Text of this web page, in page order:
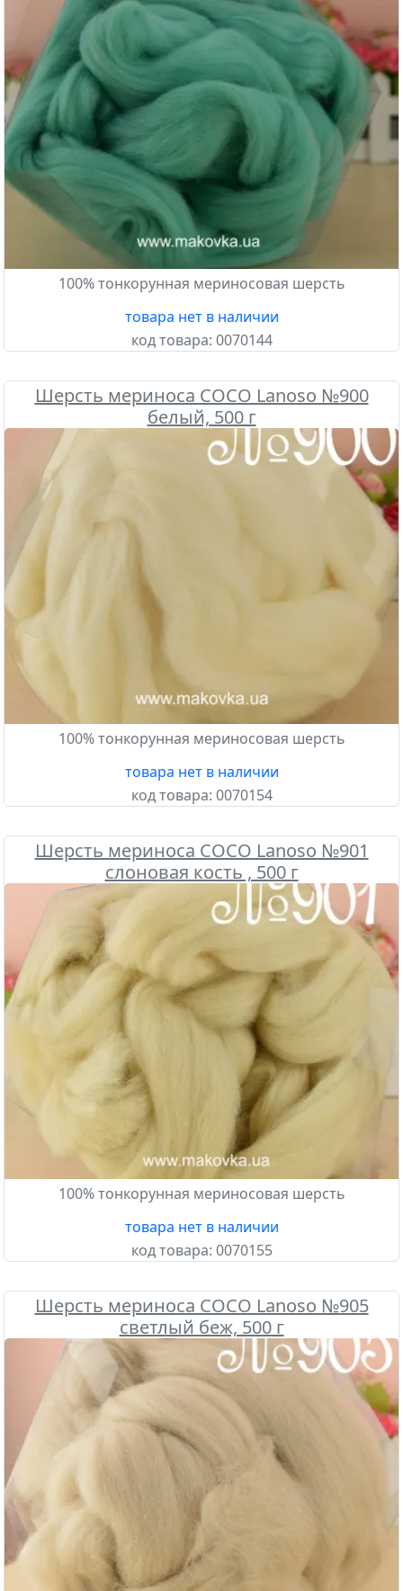
100% тонкорунная мериносовая шерсть
товара нет в наличии
код товара: 0070144
Шерсть мериноса COCO Lanoso №900
белый, 500 г
100% тонкорунная мериносовая шерсть
товара нет в наличии
код товара: 0070154
Шерсть мериноса COCO Lanoso №901
слоновая кость , 500 г
100% тонкорунная мериносовая шерсть
товара нет в наличии
код товара: 0070155
Шерсть мериноса COCO Lanoso №905
светлый беж, 500 г